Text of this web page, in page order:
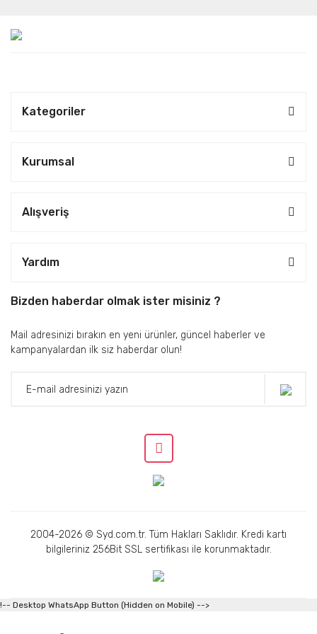
Kategoriler
Kurumsal
Alışveriş
Yardım
Bizden haberdar olmak ister misiniz ?
Mail adresinizi bırakın en yeni ürünler, güncel haberler ve
kampanyalardan ilk siz haberdar olun!
2004-2026 © Syd.com.tr. Tüm Hakları Saklıdır. Kredi kartı
bilgileriniz 256Bit SSL sertifikası ile korunmaktadır.
!-- Desktop WhatsApp Button (Hidden on Mobile) -->